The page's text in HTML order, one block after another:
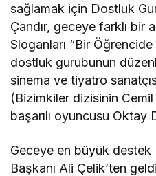
sağlamak için Dostluk
Çandır, geceye farklı bir
Sloganları “Bir
dostluk gurubunun
sinema ve tiyatro
(Bizimkiler dizisinin
başarılı oyuncusu Oktay
Geceye en büyük
Başkanı Ali Çelik’ten